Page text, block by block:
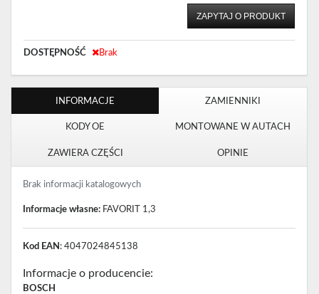
ZAPYTAJ O PRODUKT
DOSTĘPNOŚĆ Brak
INFORMACJE ZAMIENNIKI
KODY OE MONTOWANE W AUTACH
ZAWIERA CZĘŚCI OPINIE
Brak informacji katalogowych
Informacje własne: FAVORIT 1,3
Kod EAN : 4047024845138
Informacje o producencie:
BOSCH